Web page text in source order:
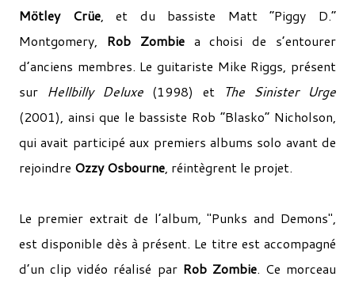
Mötley Crüe, et du bassiste Matt “Piggy D.”
Montgomery, Rob Zombiea choisi de s’entourer
d’anciens membres. Le guitariste Mike Riggs, présent
sur Hellbilly Deluxe (1998) et
The Sinister Urge
(2001), ainsi que le bassiste Rob “Blasko” Nicholson,
qui avait participé aux premiers albums solo avant de
rejoindre Ozzy Osbourne, réintègrent le projet.
Le premier extrait de l’album, "Punks and Demons",
est disponible dès à présent. Le titre est accompagné
d’un clip vidéo réalisé par Rob Zombie. Ce morceau